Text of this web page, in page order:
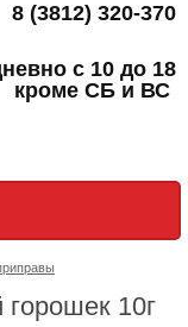
8 (3812) 320-370
с 10 до 18
кроме СБ и ВС
10г